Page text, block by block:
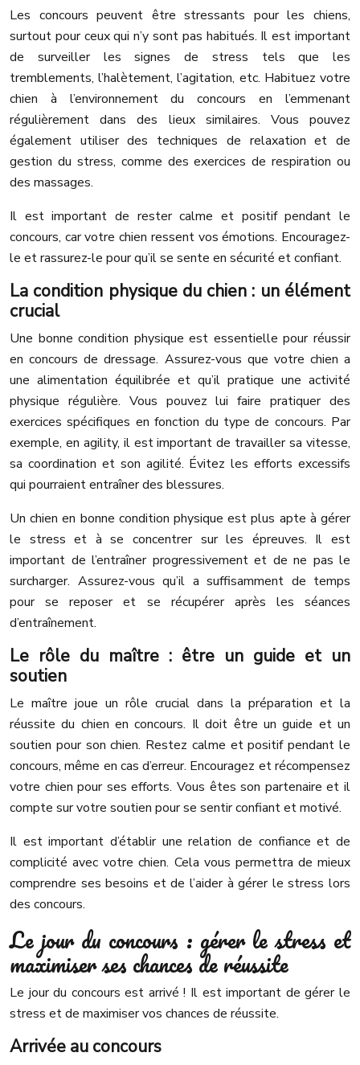
Les concours peuvent être stressants pour les chiens,
surtout pour ceux qui n’y sont pas habitués. Il est important
de surveiller les signes de stress tels que les
tremblements, l’halètement, l’agitation, etc. Habituez votre
chien à l’environnement du concours en l’emmenant
régulièrement dans des lieux similaires. Vous pouvez
également utiliser des techniques de relaxation et de
gestion du stress, comme des exercices de respiration ou
des massages.
Il est important de rester calme et positif pendant le
concours, car votre chien ressent vos émotions. Encouragez-
le et rassurez-le pour qu’il se sente en sécurité et confiant.
La condition physique du chien : un élément
crucial
Une bonne condition physique est essentielle pour réussir
en concours de dressage. Assurez-vous que votre chien a
une alimentation équilibrée et qu’il pratique une activité
physique régulière. Vous pouvez lui faire pratiquer des
exercices spécifiques en fonction du type de concours. Par
exemple, en agility, il est important de travailler sa vitesse,
sa coordination et son agilité. Évitez les efforts excessifs
qui pourraient entraîner des blessures.
Un chien en bonne condition physique est plus apte à gérer
le stress et à se concentrer sur les épreuves. Il est
important de l’entraîner progressivement et de ne pas le
surcharger. Assurez-vous qu’il a suffisamment de temps
pour se reposer et se récupérer après les séances
d’entraînement.
Le rôle du maître : être un guide et un
soutien
Le maître joue un rôle crucial dans la préparation et la
réussite du chien en concours. Il doit être un guide et un
soutien pour son chien. Restez calme et positif pendant le
concours, même en cas d’erreur. Encouragez et récompensez
votre chien pour ses efforts. Vous êtes son partenaire et il
compte sur votre soutien pour se sentir confiant et motivé.
Il est important d’établir une relation de confiance et de
complicité avec votre chien. Cela vous permettra de mieux
comprendre ses besoins et de l’aider à gérer le stress lors
des concours.
Le jour du concours : gérer le stress et
maximiser ses chances de réussite
Le jour du concours est arrivé ! Il est important de gérer le
stress et de maximiser vos chances de réussite.
Arrivée au concours